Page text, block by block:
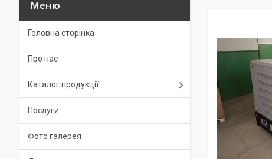
Головна сторінка
Про нас
Каталог продукції
Послуги
Фото галерея